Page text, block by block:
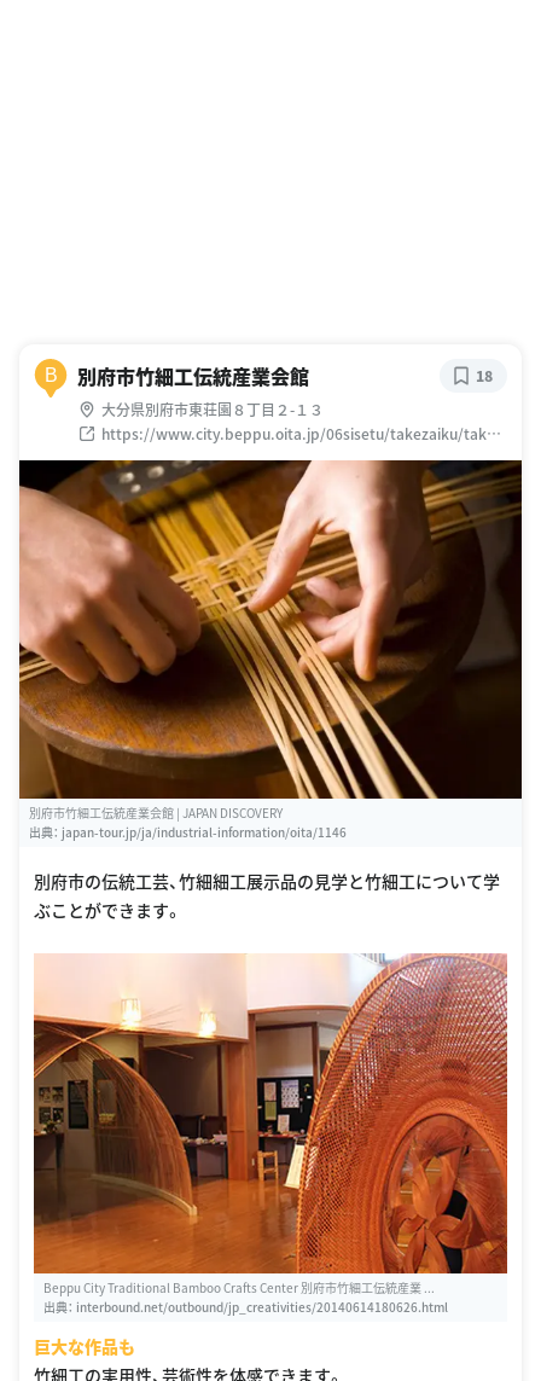
B 別府市竹細工伝統産業会館
大分県別府市東荘園８丁目２-１３
https://www.city.beppu.oita.jp/06sisetu/takezaiku/takez
aiku.html
18
別府市竹細工伝統産業会館 | JAPAN DISCOVERY
出典： japan-tour.jp/ja/industrial-information/oita/1146
別府市の伝統工芸、竹細細工展示品の見学と竹細工について学
ぶことができます。
Beppu City Traditional Bamboo Crafts Center 別府市竹細工伝統産業 ...
出典： interbound.net/outbound/jp_creativities/20140614180626.html
巨大な作品も
竹細工の実用性、芸術性を体感できます。